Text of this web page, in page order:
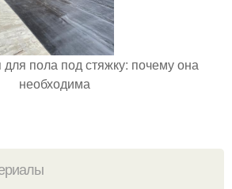
для пола под стяжку: почему она
необходима